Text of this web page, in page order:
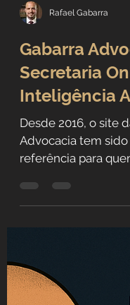
Gabarra
Desde 2016, o site
referência para
conhecimento
previdenciário de